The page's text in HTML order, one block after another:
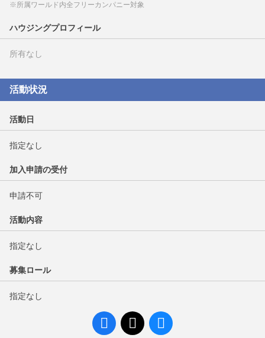
※所属ワールド内全フリーカンパニー対象
ハウジングプロフィール
所有なし
活動状況
活動日
指定なし
加入申請の受付
申請不可
活動内容
指定なし
募集ロール
指定なし